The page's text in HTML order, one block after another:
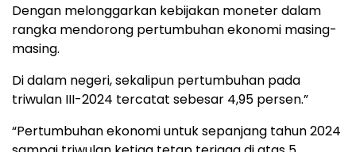
Dengan melonggarkan kebijakan moneter dalam
rangka mendorong pertumbuhan ekonomi masing-
masing.
Di dalam negeri, sekalipun pertumbuhan pada
triwulan III-2024 tercatat sebesar 4,95 persen.”
“Pertumbuhan ekonomi untuk sepanjang tahun 2024